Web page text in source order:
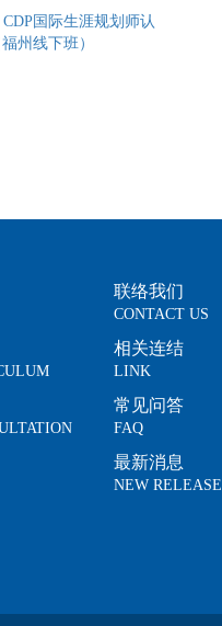
国际生涯规划师认
州线下班）
联络我们
CONTACT US
相关连结
LINK
常见问答
FAQ
最新消息
NEW RELEASE